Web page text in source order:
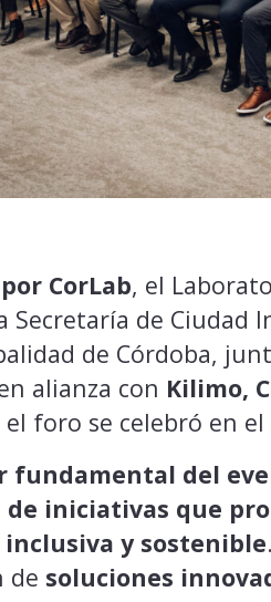
CorLab, el
Secretaría de
de Córdoba,
alianza con Kilimo,
el foro se celebró en el
fundamental del
iniciativas que
y sostenible
de soluciones